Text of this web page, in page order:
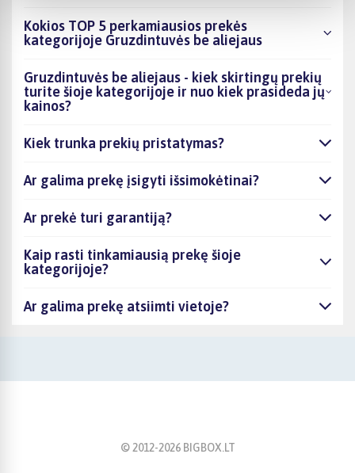
Kokios TOP 5 perkamiausios prekės
kategorijoje Gruzdintuvės be aliejaus
Gruzdintuvės be aliejaus - kiek skirtingų prekių
turite šioje kategorijoje ir nuo kiek prasideda jų
kainos?
Kiek trunka prekių pristatymas?
Ar galima prekę įsigyti išsimokėtinai?
Ar prekė turi garantiją?
Kaip rasti tinkamiausią prekę šioje
kategorijoje?
Ar galima prekę atsiimti vietoje?
© 2012-2026BIGBOX.LT